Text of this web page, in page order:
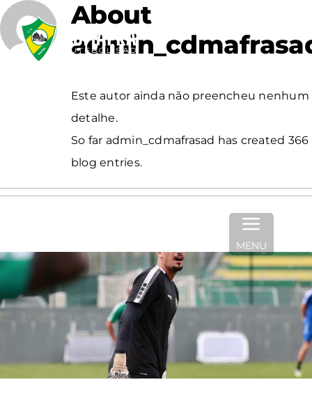
Skip
to
content
MENU
About
Este autor ainda não preencheu nenhum
detalhe.
So far admin_cdmafrasad has created 366
blog entries.